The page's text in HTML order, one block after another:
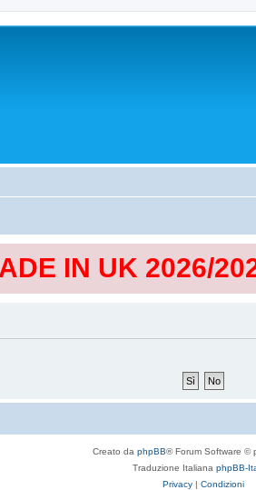
IN UK 2026/
Creato da phpBB® Forum Software ©
Traduzione Italiana phpBB-
Privacy | Condizioni